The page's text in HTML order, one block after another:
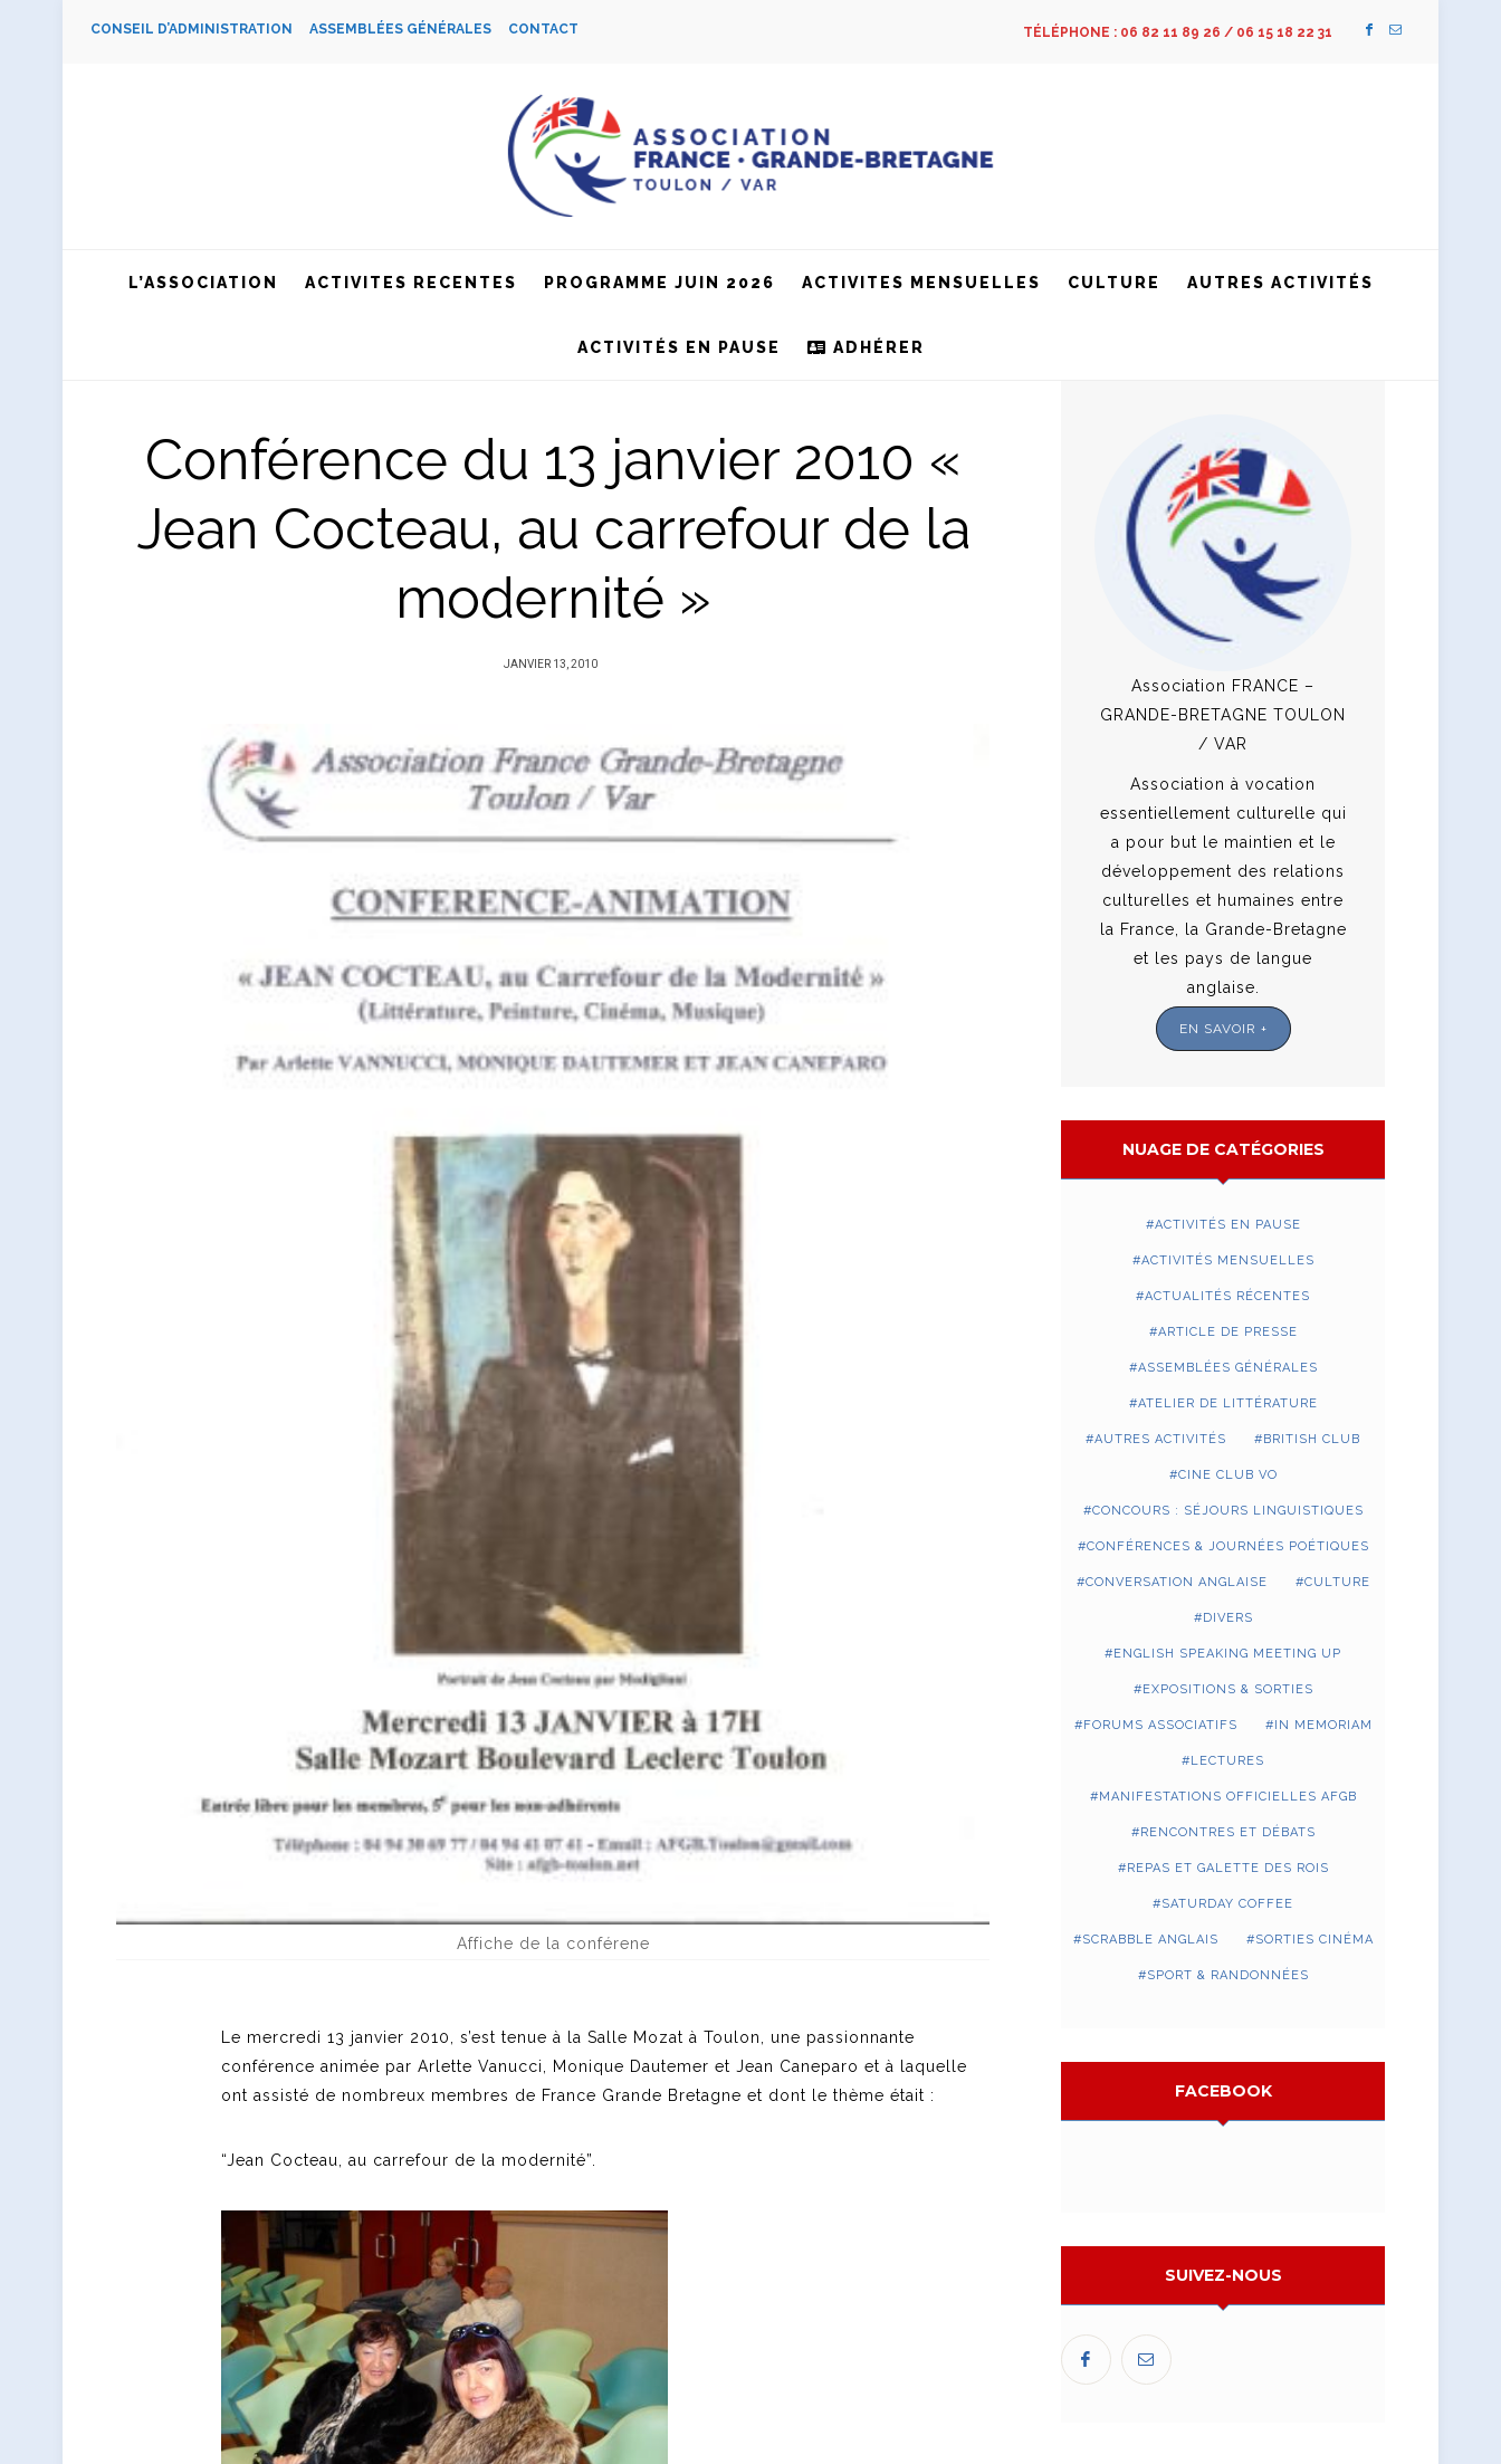
CONSEIL D’ADMINISTRATION ASSEMBLÉES GÉNÉRALES CONTACT TÉLÉPHONE : 06 82 11 89 26 / 06 15 18 22 31
L’ASSOCIATION ACTIVITES RECENTES PROGRAMME JUIN 2026 ACTIVITES MENSUELLES CULTURE AUTRES ACTIVITÉS
ACTIVITÉS EN PAUSE ADHÉRER
Conférence du 13 janvier 2010 «
Jean Cocteau, au carrefour de la
modernité »
PUBLIÉ
JANVIER 13, 2010
Affiche de la conférene
Le mercredi 13 janvier 2010, s’est tenue à la Salle Mozat à Toulon, une passionnante
conférence animée par Arlette Vanucci, Monique Dautemer et Jean Caneparo et à laquelle
ont assisté de nombreux membres de France Grande Bretagne et dont le thème était :
“Jean Cocteau, au carrefour de la modernité”.
Association FRANCE –
GRANDE-BRETAGNE TOULON
/ VAR
Association à vocation
essentiellement culturelle qui
a pour but le maintien et le
développement des relations
culturelles et humaines entre
la France, la Grande-Bretagne
et les pays de langue
anglaise.
EN SAVOIR +
NUAGE DE CATÉGORIES
ACTIVITÉS EN PAUSE
ACTIVITÉS MENSUELLES
ACTUALITÉS RÉCENTES
ARTICLE DE PRESSE
ASSEMBLÉES GÉNÉRALES
ATELIER DE LITTÉRATURE
AUTRES ACTIVITÉS BRITISH CLUB
CINE CLUB VO
CONCOURS : SÉJOURS LINGUISTIQUES
CONFÉRENCES & JOURNÉES POÉTIQUES
CONVERSATION ANGLAISE CULTURE
DIVERS
ENGLISH SPEAKING MEETING UP
EXPOSITIONS & SORTIES
FORUMS ASSOCIATIFS IN MEMORIAM
LECTURES
MANIFESTATIONS OFFICIELLES AFGB
RENCONTRES ET DÉBATS
REPAS ET GALETTE DES ROIS
SATURDAY COFFEE
SCRABBLE ANGLAIS SORTIES CINÉMA
SPORT & RANDONNÉES
FACEBOOK
SUIVEZ-NOUS